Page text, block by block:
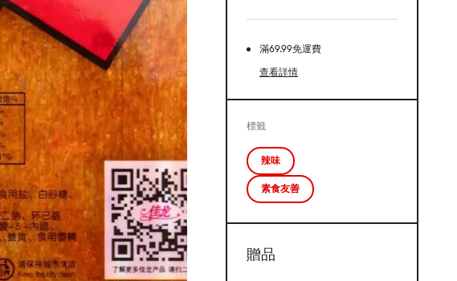
滿69.99免運費
查看詳情
標籤
辣味
素食友善
贈品